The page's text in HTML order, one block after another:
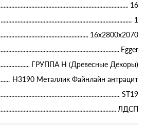
16
1
16х2800х2070
Egger
ГРУППА Н (Древесные Декоры)
H3190 Металлик Файнлайн антрацит
ST19
ЛДСП